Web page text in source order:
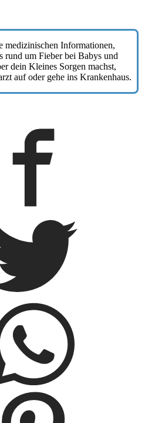
medizinischen Informationen,
rund um Fieber bei Babys und
dein Kleines Sorgen machst,
auf oder gehe ins Krankenhaus.